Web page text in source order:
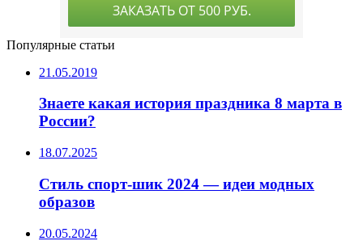
Популярные статьи
21.05.2019
Знаете какая история праздника 8 марта в
России?
18.07.2025
Стиль спорт-шик 2024 — идеи модных
образов
20.05.2024